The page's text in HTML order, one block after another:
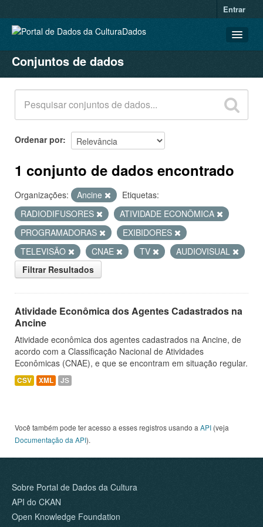
Entrar
CONJUNTOS DE DADOS
ORGANIZAÇÕES
GRUPOS
SOBRE
Conjuntos de dados
Ordenar por
1 conjunto de dados encontrado
Organizações: Ancine
Etiquetas:
RADIODIFUSORES
ATIVIDADE ECONÔMICA
PROGRAMADORAS
EXIBIDORES
TELEVISÃO
CNAE TV
AUDIOVISUAL
Filtrar Resultados
Atividade Econômica dos Agentes Cadastrados na
Ancine
Atividade econômica dos agentes cadastrados na Ancine, de
acordo com a Classificação Nacional de Atividades
Econômicas (CNAE), e que se encontram em situação regular.
CSV XML JS
Você também pode ter acesso a esses registros usando a API (veja
Documentação da API).
Sobre Portal de Dados da Cultura
API do CKAN
Open Knowledge Foundation